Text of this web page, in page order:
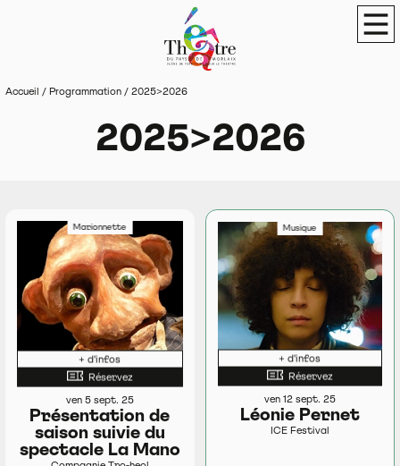
Théâtre du Pays de Morlaix Scène de
Accueil / Programmation / 2025>2026
2025>2026
Marionnette
+ d'infos
Réservez
ven 5 sept. 25
Présentation de
saison suivie du
spectacle La Mano
Musique
+ d'infos
Réservez
ven 12 sept. 25
Léonie Pernet
ICE Festival